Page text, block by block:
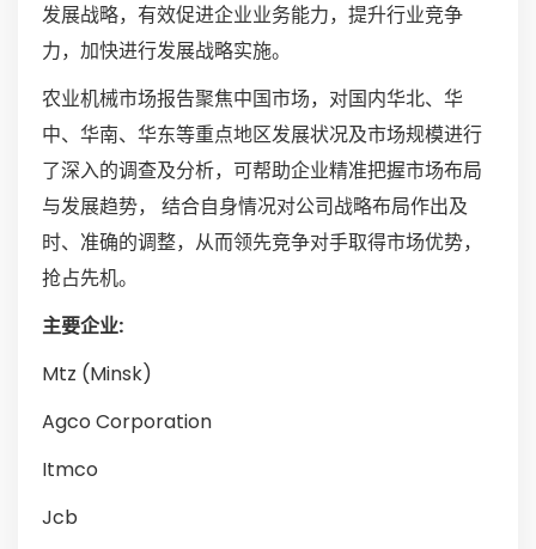
发展战略，有效促进企业业务能力，提升行业竞争
力，加快进行发展战略实施。
农业机械市场报告聚焦中国市场，对国内华北、华
中、华南、华东等重点地区发展状况及市场规模进行
了深入的调查及分析，可帮助企业精准把握市场布局
与发展趋势， 结合自身情况对公司战略布局作出及
时、准确的调整，从而领先竞争对手取得市场优势，
抢占先机。
主要企业:
Mtz (Minsk)
Agco Corporation
Itmco
Jcb